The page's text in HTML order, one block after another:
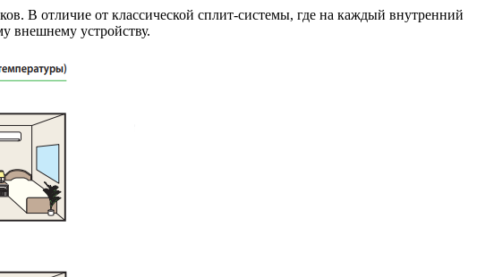
В отличие от классической сплит-системы, где на каждый внутренний
внешнему устройству.